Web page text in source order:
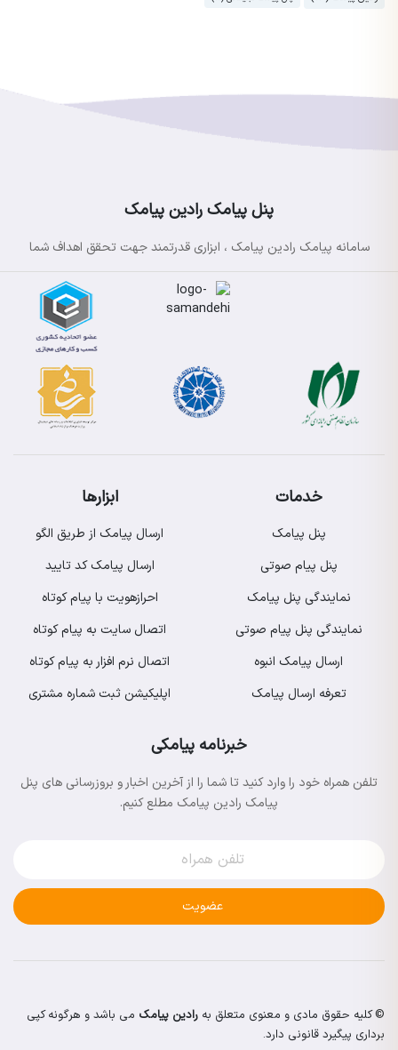
پنل پیامک رادین پیامک
سامانه پیامک رادین پیامک ، ابزاری قدرتمند جهت تحقق اهداف شما
خدمات
پنل پیامک
پنل پیام صوتی
نمایندگی پنل پیامک
نمایندگی پنل پیام صوتی
ارسال پیامک انبوه
تعرفه ارسال پیامک
ابزارها
ارسال پیامک از طریق الگو
ارسال پیامک کد تایید
احرازهویت با پیام کوتاه
اتصال سایت به پیام کوتاه
اتصال نرم افزار به پیام کوتاه
اپلیکیشن ثبت شماره مشتری
خبرنامه پیامکی
تلفن همراه خود را وارد کنید تا شما را از آخرین اخبار و بروزرسانی های پنل
پیامک رادین پیامک مطلع کنیم.
عضویت
© کلیه حقوق مادی و معنوی متعلق به رادین پیامک می باشد و هرگونه کپی
برداری پیگیرد قانونی دارد.